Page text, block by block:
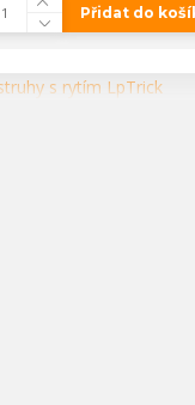
Přidat do